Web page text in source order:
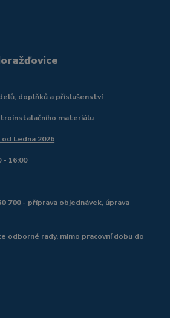
doplňků a příslušenství
materiálu
Ledna 2026
- 16:00
700- příprava objednávek, úprava
odborné rady, mimo pracovní dobu do